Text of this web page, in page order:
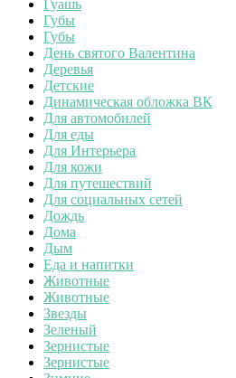
Гуашь
Губы
Губы
День святого Валентина
Деревья
Детские
Динамическая обложка ВК
Для автомобилей
Для еды
Для Интерьера
Для кожи
Для путешествий
Для социальных сетей
Дождь
Дома
Дым
Еда и напитки
Животные
Животные
Звезды
Зеленый
Зернистые
Зернистые